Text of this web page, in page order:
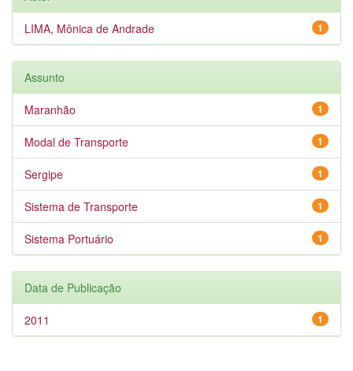
1
LIMA, Mônica de Andrade
Assunto
1
Maranhão
1
Modal de Transporte
1
Sergipe
1
Sistema de Transporte
1
Sistema Portuário
Data de Publicação
1
2011